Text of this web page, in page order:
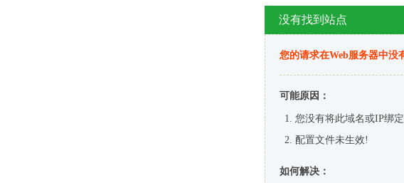
没有找到站点
您的请求在Web服务器中没
可能原因：
您没有将此域名或IP绑
配置文件未生效!
如何解决：